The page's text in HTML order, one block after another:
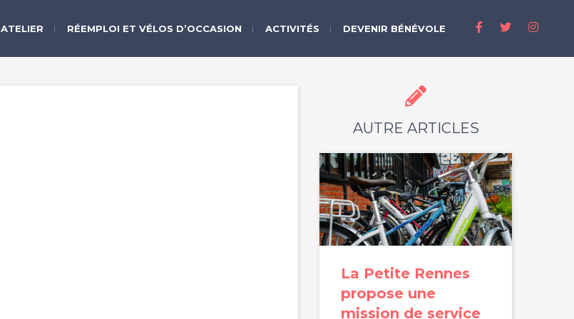
ATELIER RÉEMPLOI ET VÉLOS D’OCCASION ACTIVITÉS DEVENIR BÉNÉVOLE
AUTRE ARTICLES
La Petite Rennes
propose une
mission de service